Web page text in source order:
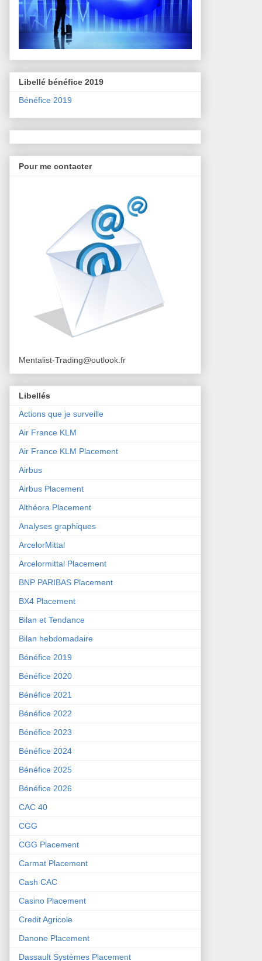
Libellé bénéfice 2019
Bénéfice 2019
Pour me contacter
Mentalist-Trading@outlook.fr
Libellés
Actions que je surveille
Air France KLM
Air France KLM Placement
Airbus
Airbus Placement
Althéora Placement
Analyses graphiques
ArcelorMittal
Arcelormittal Placement
BNP PARIBAS Placement
BX4 Placement
Bilan et Tendance
Bilan hebdomadaire
Bénéfice 2019
Bénéfice 2020
Bénéfice 2021
Bénéfice 2022
Bénéfice 2023
Bénéfice 2024
Bénéfice 2025
Bénéfice 2026
CAC 40
CGG
CGG Placement
Carmat Placement
Cash CAC
Casino Placement
Credit Agricole
Danone Placement
Dassault Systèmes Placement